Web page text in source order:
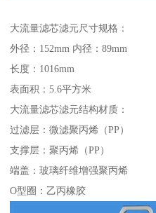
大流量滤芯滤元尺寸规格：
外径：152mm 内径：89mm
长度：1016mm
表面积：5.6平方米
大流量滤芯滤元结构材质：
过滤层：微滤聚丙烯（PP）
支撑层：聚丙烯（PP）
端盖：玻璃纤维增强聚丙烯
O型圈：乙丙橡胶